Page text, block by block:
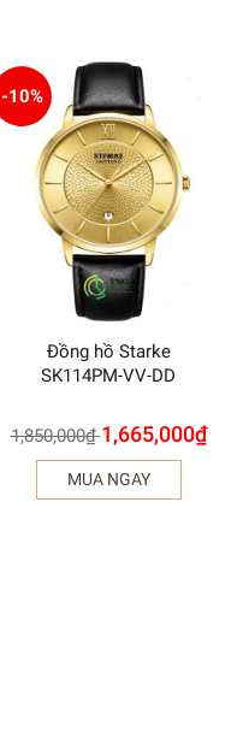
-10%
Đồng hồ Starke
SK114PM-VV-DD
1,850,000₫ 1,665,000₫
MUA NGAY